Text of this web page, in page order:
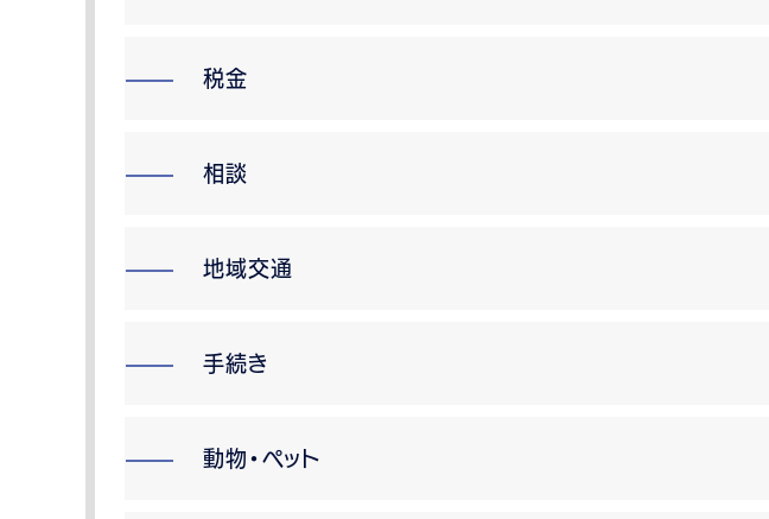
税金
相談
地域交通
手続き
動物・ペット